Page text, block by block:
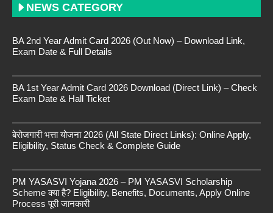
NEWS CATEGORY
BA 2nd Year Admit Card 2026 (Out Now) – Download Link,
Exam Date & Full Details
BA 1st Year Admit Card 2026 Download (Direct Link) – Check
Exam Date & Hall Ticket
बेरोजगारी भत्ता योजना 2026 (All State Direct Links): Online Apply,
Eligibility, Status Check & Complete Guide
PM YASASVI Yojana 2026 – PM YASASVI Scholarship
Scheme क्या है? Eligibility, Benefits, Documents, Apply Online
Process पूरी जानकारी